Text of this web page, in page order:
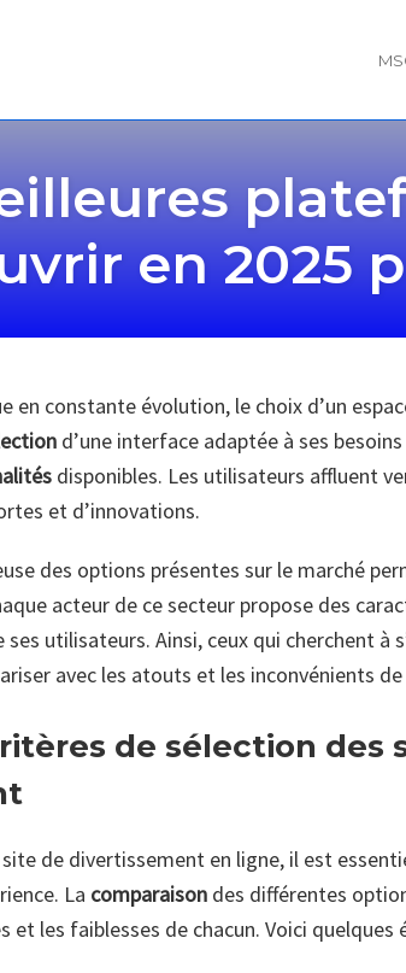
en 2025
en constante évolution, le choix d’un
d’une interface adaptée à ses
disponibles. Les utilisateurs affluent
et d’innovations.
des options présentes sur le marché
acteur de ce secteur propose des
ses utilisateurs. Ainsi, ceux qui cherchent à
avec les atouts et les inconvénients de
de sélection des
site de divertissement en ligne, il est
La comparaison des différentes
les faiblesses de chacun. Voici quelques